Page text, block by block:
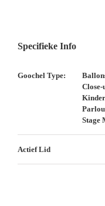
Specifieke Info
Goochel Type:
Stage
Actief Lid